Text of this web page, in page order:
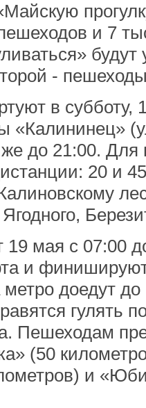
и 7
будут
-
в субботу,
«Калининец»
до 21:00. Для
20 и
мая с 07:00
и финишируют
доедут
гулять
Пешеходам
(50
и